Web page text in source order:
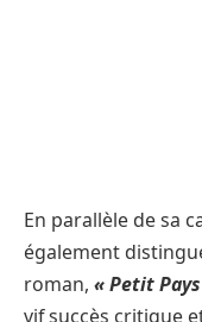
En parallèle de sa
également
roman, « Petit
vif succès critique